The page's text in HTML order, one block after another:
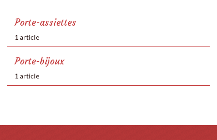
Porte-assiettes
1 article
Porte-bijoux
1 article